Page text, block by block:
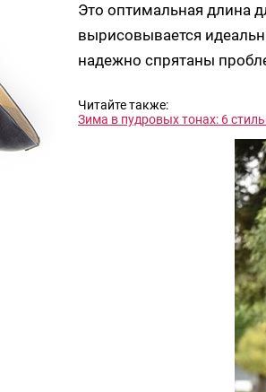
Это оптимальная длина
вырисовывается
надежно спрятаны
Читайте также:
Зима в пудровых тонах: 6